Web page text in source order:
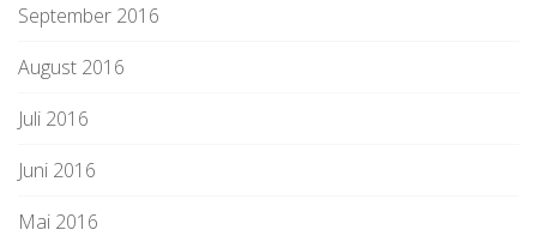
September 2016
August 2016
Juli 2016
Juni 2016
Mai 2016